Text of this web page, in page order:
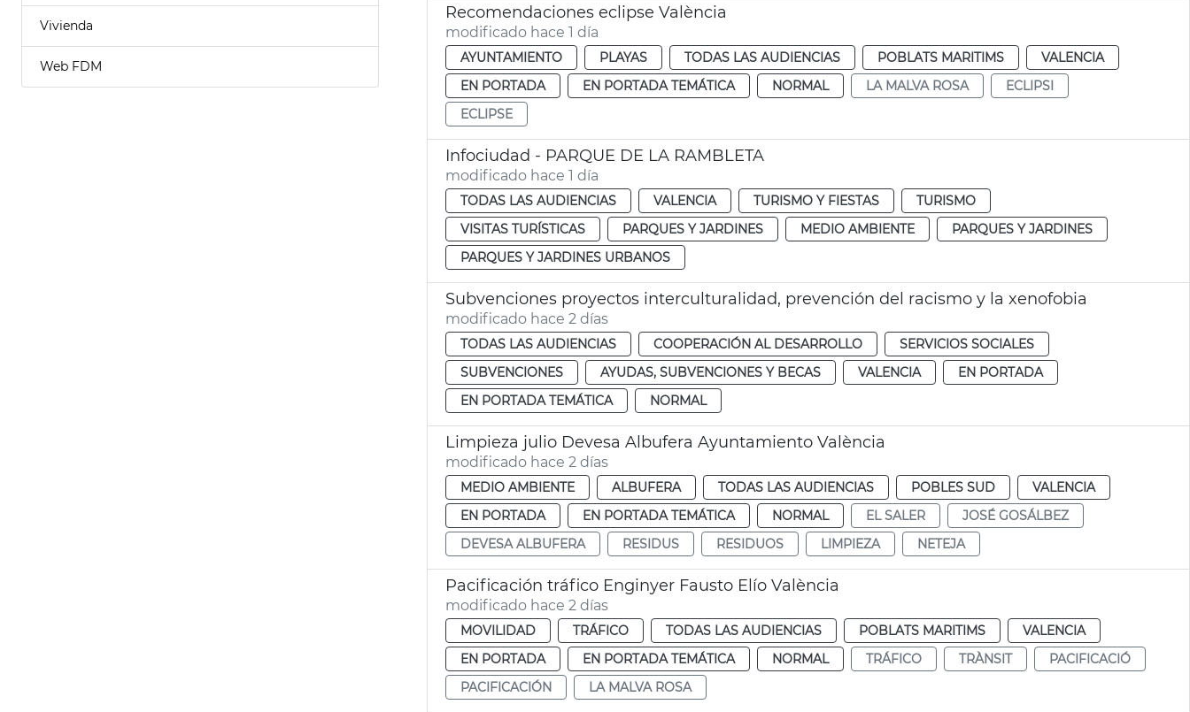
Vivienda
Web FDM
Recomendaciones eclipse València
modificado hace 1 día
AYUNTAMIENTO PLAYAS TODAS LAS AUDIENCIAS POBLATS MARITIMS
VALENCIA
EN PORTADA
EN PORTADA TEMÁTICA NORMAL LA MALVA ROSA
ECLIPSI
ECLIPSE
Infociudad - PARQUE DE LA RAMBLETA
modificado hace 1 día
TODAS LAS AUDIENCIAS VALENCIA TURISMO Y FIESTAS
TURISMO
VISITAS TURÍSTICAS
PARQUES Y JARDINES MEDIO AMBIENTE
PARQUES Y JARDINES
PARQUES Y JARDINES URBANOS
Subvenciones proyectos interculturalidad, prevención del racismo y la xenofobia
modificado hace 2 días
TODAS LAS AUDIENCIAS COOPERACIÓN AL DESARROLLO
SERVICIOS SOCIALES
SUBVENCIONES
AYUDAS, SUBVENCIONES Y BECAS VALENCIA
EN PORTADA
EN PORTADA TEMÁTICA
NORMAL
Limpieza julio Devesa Albufera Ayuntamiento València
modificado hace 2 días
MEDIO AMBIENTE ALBUFERA TODAS LAS AUDIENCIAS POBLES SUD
VALENCIA
EN PORTADA
EN PORTADA TEMÁTICA NORMAL EL SALER
JOSÉ GOSÁLBEZ
DEVESA ALBUFERA
RESIDUS RESIDUOS LIMPIEZA NETEJA
Pacificación tráfico Enginyer Fausto Elío València
modificado hace 2 días
MOVILIDAD TRÁFICO TODAS LAS AUDIENCIAS POBLATS MARITIMS
VALENCIA
EN PORTADA
EN PORTADA TEMÁTICA NORMAL TRÁFICO TRÀNSIT
PACIFICACIÓ
PACIFICACIÓN
LA MALVA ROSA